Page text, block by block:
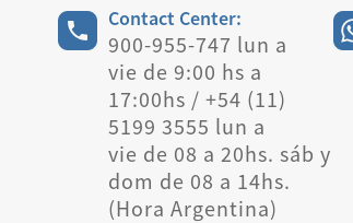
Contact Center:
900-955-747 lun a
vie de 9:00 hs a
17:00hs / +54 (11)
5199 3555 lun a
vie de 08 a 20hs. sáb y
dom de 08 a 14hs.
(Hora Argentina)